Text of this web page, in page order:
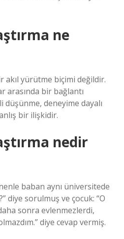
ne
akıl yürütme biçimi değildir.
arasında bir bağlantı
deneyime dayalı
bir ilişkidir.
nedir
baban aynı üniversitede
diye sorulmuş ve çocuk: “O
sonra evlenmezlerdi,
diye cevap vermiş.